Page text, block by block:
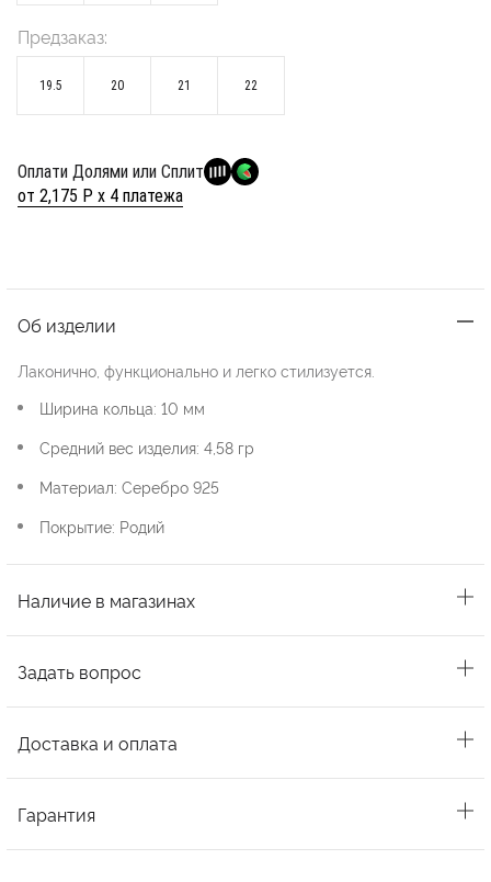
Предзаказ:
19.5 20 21 22
Оплати Долями или Сплит
от 2,175 Р х 4 платежа
Об изделии
Лаконично, функционально и легко стилизуется.
Ширина кольца: 10 мм
Средний вес изделия: 4,58 гр
Материал: Серебро 925
Покрытие: Родий
Наличие в магазинах
Задать вопрос
Доставка и оплата
Гарантия